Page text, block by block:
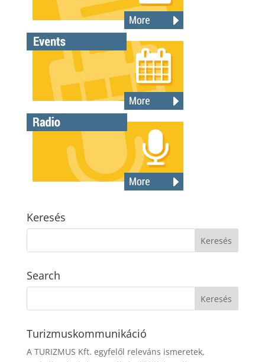
Keresés
Search
Turizmuskommunikáció
A TURIZMUS Kft. egyfelől releváns ismeretek,